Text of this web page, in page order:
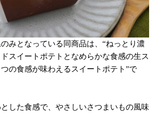
みとなっている同商品は、“ねっとり濃
スイートポテトとなめらかな食感の生ス
の食感が味わえるスイートポテト”で
とした食感で、やさしいさつまいもの風味